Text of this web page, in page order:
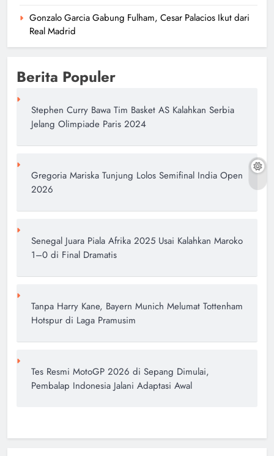
Gonzalo Garcia Gabung Fulham, Cesar Palacios Ikut dari
Real Madrid
Berita Populer
Stephen Curry Bawa Tim Basket AS Kalahkan Serbia
Jelang Olimpiade Paris 2024
Gregoria Mariska Tunjung Lolos Semifinal India Open
2026
Senegal Juara Piala Afrika 2025 Usai Kalahkan Maroko
1–0 di Final Dramatis
Tanpa Harry Kane, Bayern Munich Melumat Tottenham
Hotspur di Laga Pramusim
Tes Resmi MotoGP 2026 di Sepang Dimulai,
Pembalap Indonesia Jalani Adaptasi Awal